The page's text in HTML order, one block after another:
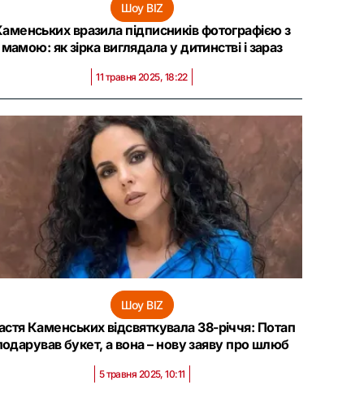
Шоу BIZ
вразила підписників фотографією з
мамою: як зірка виглядала у дитинстві і зараз
11 травня 2025, 18:22
Шоу BIZ
Каменських відсвяткувала 38-річчя: Потап
букет, а вона – нову заяву про шлюб
5 травня 2025, 10:11